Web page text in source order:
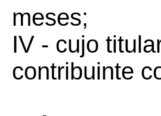
meses;
IV - cujo
contribuinte